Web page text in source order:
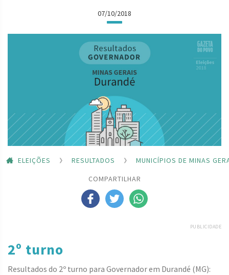
07/10/2018
ELEIÇÕES RESULTADOS
MUNICÍPIOS DE MINAS
COMPARTILHAR
PUBLICIDADE
2º turno
Resultados do 2º turno para Governador em Durandé (MG):